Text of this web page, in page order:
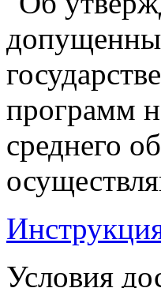
программ
среднего
Условия